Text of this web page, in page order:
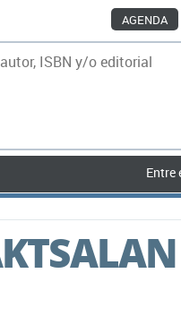
AGENDA
Entre